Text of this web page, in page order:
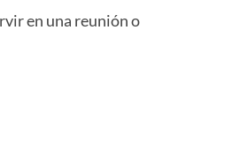
en una reunión o